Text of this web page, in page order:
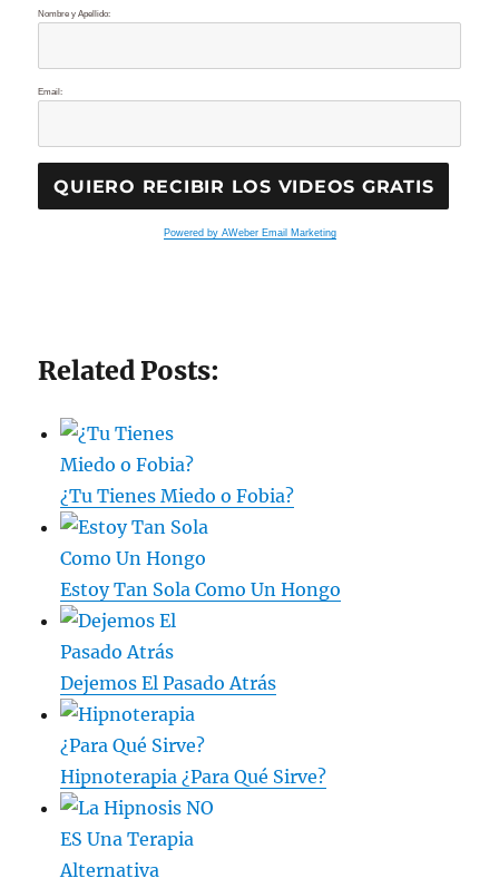
Nombre y Apellido:
Email:
Powered by AWeber Email Marketing
Related Posts:
¿Tu Tienes Miedo o Fobia?
Estoy Tan Sola Como Un Hongo
Dejemos El Pasado Atrás
Hipnoterapia ¿Para Qué Sirve?